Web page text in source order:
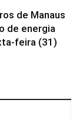
de Manaus
de energia
feira (31)